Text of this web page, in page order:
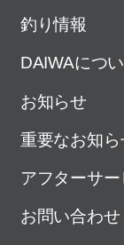
釣り情報
DAIWAにつ
お知らせ
重要なお知ら
アフターサー
お問い合わせ